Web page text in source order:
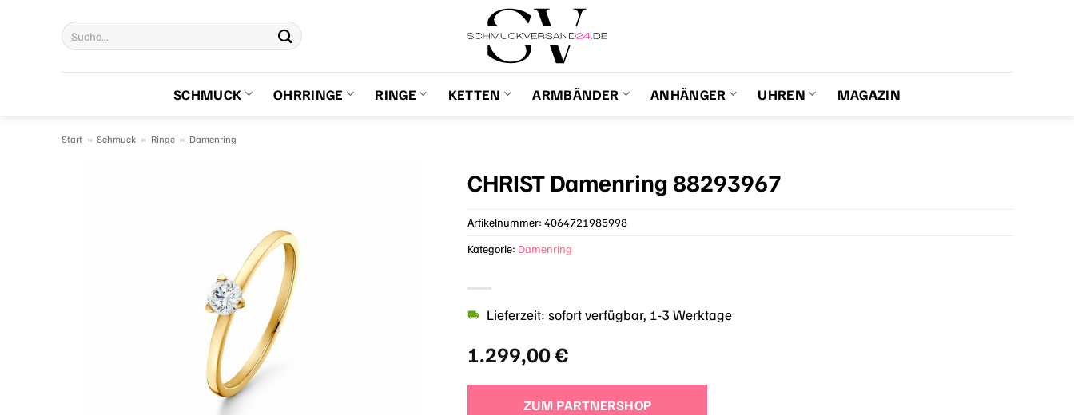
Suchen
nach:
SCHMUCK OHRRINGE RINGE KETTEN ARMBÄNDER ANHÄNGER UHREN MAGAZIN
Start » Schmuck » Ringe » Damenring
CHRIST Damenring 88293967
1.299,00€
Lieferzeit: sofort verfügbar, 1-3 Werktage
ZUM PARTNERSHOP
Artikelnummer:4064721985998
Kategorie: Damenring